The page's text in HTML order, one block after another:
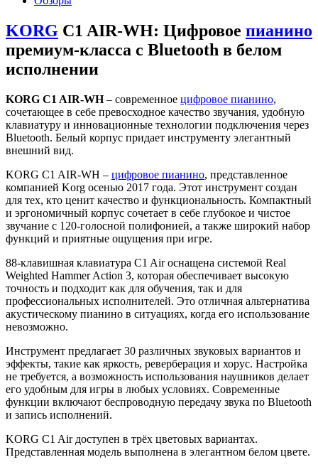
KORG C1 AIR-WH: Цифровое пианино
премиум-класса с Bluetooth в белом
исполнении
KORG C1 AIR-WH– современное цифровое пианино,
сочетающее в себе превосходное качество звучания, удобную
клавиатуру и инновационные технологии подключения через
Bluetooth. Белый корпус придает инструменту элегантный
внешний вид.
KORG C1 AIR-WH – цифровое пианино, представленное
компанией Korg осенью 2017 года. Этот инструмент создан
для тех, кто ценит качество и функциональность. Компактный
и эргономичный корпус сочетает в себе глубокое и чистое
звучание с 120-голосной полифонией, а также широкий набор
функций и приятные ощущения при игре.
88-клавишная клавиатура C1 Air оснащена системой Real
Weighted Hammer Action 3, которая обеспечивает высокую
точность и подходит как для обучения, так и для
профессиональных исполнителей. Это отличная альтернатива
акустическому пианино в ситуациях, когда его использование
невозможно.
Инструмент предлагает 30 различных звуковых вариантов и
эффекты, такие как яркость, реверберация и хорус. Настройка
не требуется, а возможность использования наушников делает
его удобным для игры в любых условиях. Современные
функции включают беспроводную передачу звука по Bluetooth
и запись исполнений.
KORG C1 Air доступен в трёх цветовых вариантах.
Представленная модель выполнена в элегантном белом цвете.